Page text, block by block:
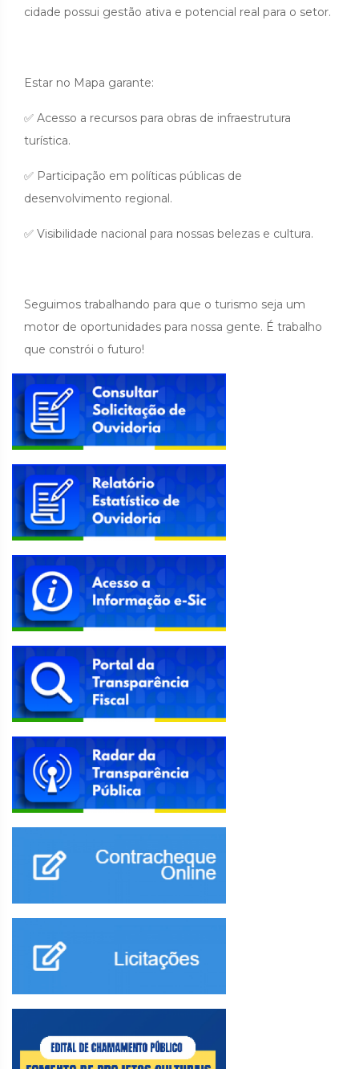
cidade possui gestão ativa e potencial real para o setor.
Estar no Mapa garante:
✅ Acesso a recursos para obras de infraestrutura
turística.
✅ Participação em políticas públicas de
desenvolvimento regional.
✅ Visibilidade nacional para nossas belezas e cultura.
Seguimos trabalhando para que o turismo seja um
motor de oportunidades para nossa gente. É trabalho
que constrói o futuro!